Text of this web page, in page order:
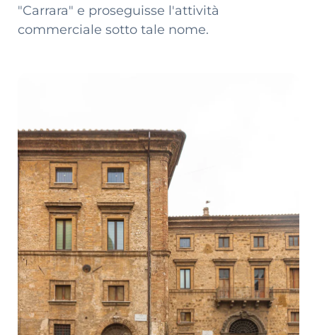
"Carrara" e proseguisse l'attività
commerciale sotto tale nome.